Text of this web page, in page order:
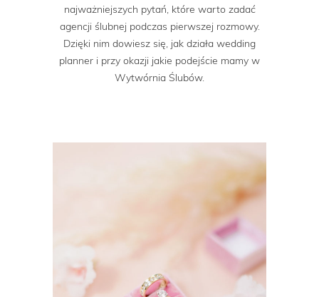
najważniejszych pytań, które warto zadać
agencji ślubnej podczas pierwszej rozmowy.
Dzięki nim dowiesz się, jak działa wedding
planner i przy okazji jakie podejście mamy w
Wytwórnia Ślubów.